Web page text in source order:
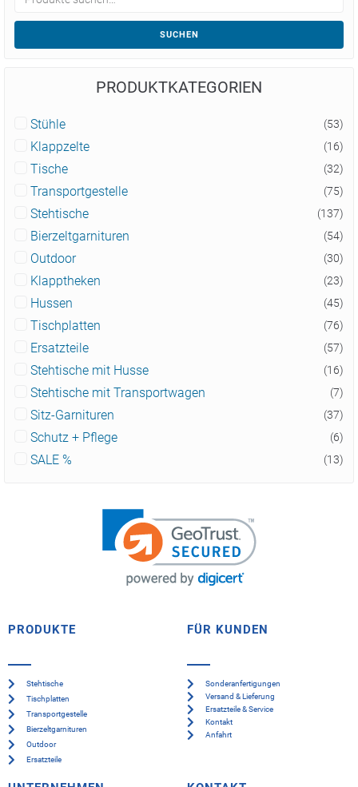
SUCHEN
PRODUKTKATEGORIEN
Stühle (53)
Klappzelte (16)
Tische (32)
Transportgestelle (75)
Stehtische (137)
Bierzeltgarnituren (54)
Outdoor (30)
Klapptheken (23)
Hussen (45)
Tischplatten (76)
Ersatzteile (57)
Stehtische mit Husse (16)
Stehtische mit Transportwagen (7)
Sitz-Garnituren (37)
Schutz + Pflege (6)
SALE % (13)
PRODUKTE
Stehtische
Tischplatten
Transportgestelle
Bierzeltgarnituren
Outdoor
Ersatzteile
FÜR KUNDEN
Sonderanfertigungen
Versand & Lieferung
Ersatzteile & Service
Kontakt
Anfahrt